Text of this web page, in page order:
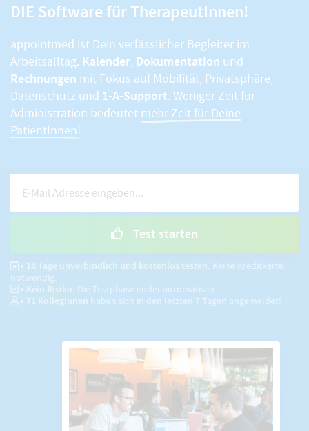
DIE Software für TherapeutInnen!
appointmed ist Dein verlässlicher Begleiter im
Arbeitsalltag. Kalender, Dokumentation und
Rechnungen mit Fokus auf Mobilität, Privatsphäre,
Datenschutz und 1-A-Support. Weniger Zeit für
Administration bedeutet mehr Zeit für Deine
PatientInnen!
Test starten
• 14 Tage unverbindlich und kostenlos testen. Keine Kreditkarte
notwendig.
• Kein Risiko. Die Testphase endet automatisch.
• 71 KollegInnen haben sich in den letzten 7 Tagen angemeldet!